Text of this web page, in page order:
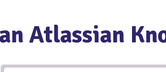
Atlassian